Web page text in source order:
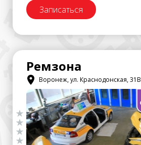
Записаться
Ремзона
Воронеж, ул. Краснодонская, 31В